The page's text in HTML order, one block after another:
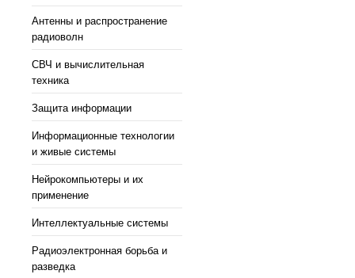
Антенны и распространение
радиоволн
СВЧ и вычислительная
техника
Защита информации
Информационные технологии
и живые системы
Нейрокомпьютеры и их
применение
Интеллектуальные системы
Радиоэлектронная борьба и
разведка